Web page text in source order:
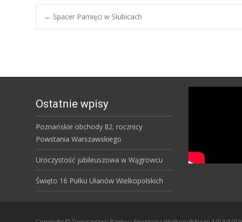
Post
← Spacer Pamięci w Słubicach
Ostatnie wpisy
Poznańskie obchody 82. rocznicy
Powstania Warszawskiego
Uroczystość jubileuszowa w Wągrowcu
Święto 16 Pułku Ułanów Wielkopolskich